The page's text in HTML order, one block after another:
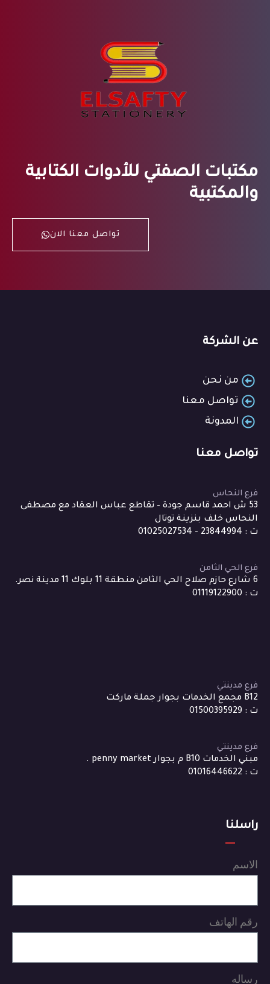
مكتبات الصفتي للأدوات الكتابية
والمكتبية
تواصل معنا الان
عن الشركة
من نحن
تواصل معنا
المدونة
تواصل معنا
فرع النحاس
53 ش احمد قاسم جودة – تقاطع عباس العقاد مع مصطفى
النحاس خلف بنزينة توتال
ت : 23844994 - 01025027534
فرع الحي الثامن
6 شارع حازم صلاح الحي الثامن منطقة 11 بلوك 11 مدينة نصر.
ت : 01119122900
فرع مدينتي
B12 مجمع الخدمات بجوار جملة ماركت
ت : 01500395929
فرع مدينتي
مبني الخدمات B10 م بجوار penny market .
ت : 01016446622
راسلنا
الاسم
رقم الهاتف
رساله